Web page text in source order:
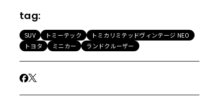
tag:
SUV トミーテック
トミカリミテッドヴィンテージ NEO
トヨタ
ミニカー ランドクルーザー